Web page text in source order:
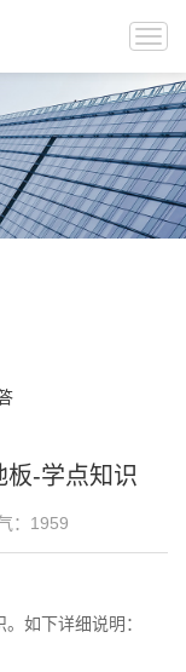
板-学点知识
： 1959
如下详细说明：